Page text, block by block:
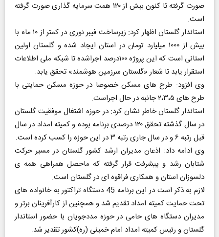
صورت گرفته تا کنون بیش از ۱۲۰ همت سرمایه گذاری صورت گرفته
است.
استاندار گلستان اظهار کرد: زیرساخت فیبر نوری در کمتر از ۱۰ ماه با
بیش از ۱۰۰۰ میلیارد تومان در استان ایجاد شده و گلستان اولین
استانی است که این پروژه ۱۰۰درصد اجراشده تا شبکه ملی اطلاعات
استقرار یابد تا شعار «گلستان سرزمین هوشمند» تحقق یابد.
وی افزود: طرح های مسکن خصوصا در حوزه مسکن حمایتی با
طرح های ۲،۳،۵ جانبه در حال اجراست.
استاندار گلستان خاطر نشان کرد: در حوزه اشتغال موفقیت گلستان
در سال گذشته تحقق ۱۲۰ درصدی برنامه بوده و کمیته امداد در سال
قبل رتبه ۶ و در سال جاری رتبه ۳ در این حوزه را کسب کرده است.
وی ادامه داد: اذعان مدیران ارشد کشور گلستان در مسیر حرکت
شتابان رشد و پیشرفت قرار گرفته که ماحصل همراهی همه ی
دلسوزان استان و همکاری فراقوه ای در گلستان است.
لازم به ذکر است در این برنامه 45 دستگاه تراکتور به خانواده های
تحت حمایت کمیته امداد تقدیم شد و همچنین از کارآفرینان برتر و
مدیران دستگاه های حامی در حوزه مددجویان با حضور استاندار
گلستان و رئیس کمیته امداد امام خمینی (ره)کشور تقدیر شد.